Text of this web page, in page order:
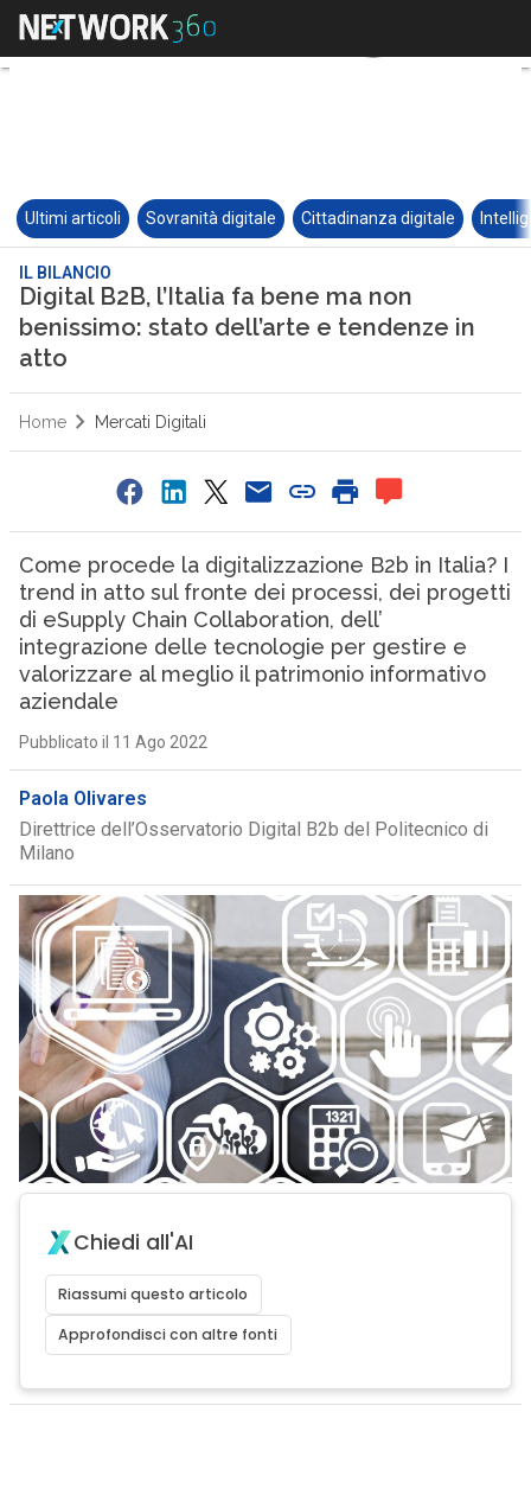
Ultimi articoli Sovranità digitale Cittadinanza digitale
IL BILANCIO
Digital B2B, l’Italia fa bene ma non
benissimo: stato dell’arte e tendenze in
atto
Home Mercati Digitali
Come procede la digitalizzazione B2b in Italia? I
trend in atto sul fronte dei processi, dei progetti
di eSupply Chain Collaboration, dell’
integrazione delle tecnologie per gestire e
valorizzare al meglio il patrimonio informativo
aziendale
Pubblicato il 11 Ago 2022
Paola Olivares
Direttrice dell’Osservatorio Digital B2b del Politecnico di
Milano
Chiedi all'AI
Riassumi questo articolo
Approfondisci con altre fonti